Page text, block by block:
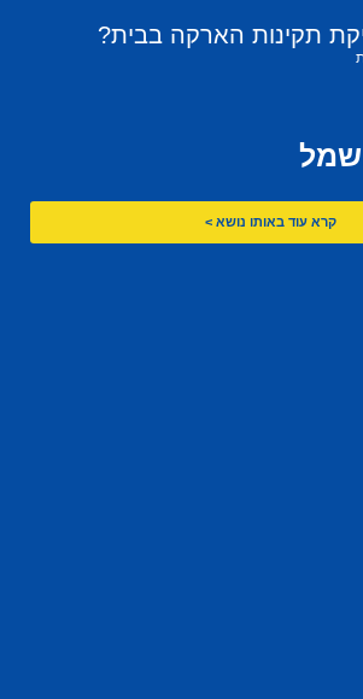
תקינות הארקה בבית?
קרא עוד באותו נושא >